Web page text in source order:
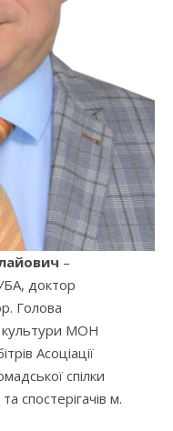
–
доктор
Голова
культури МОН
Асоціації
спілки
спостерігачів м.